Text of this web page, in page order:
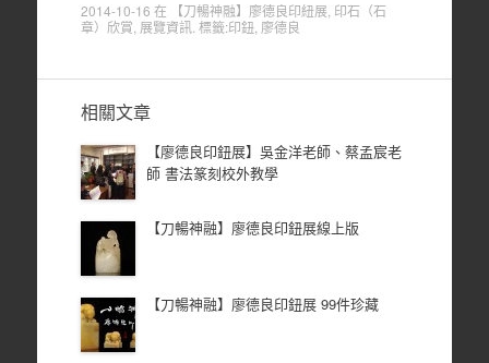
2014-10-16 在 【刀暢神融】廖德良印紐展, 印石（石
章）欣賞 展覽資訊 . 標籤:印鈕, 廖德良
相關文章
【廖德良印鈕展】吳金洋老師、蔡孟宸老
師 書法篆刻校外教學
【刀暢神融】廖德良印鈕展線上版
【刀暢神融】廖德良印鈕展 99件珍藏